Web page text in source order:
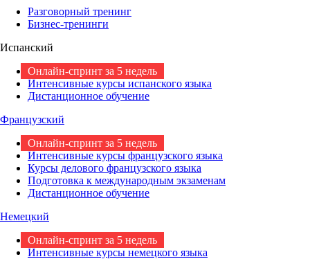
Разговорный тренинг
Бизнес-тренинги
Испанский
Онлайн-спринт за 5 недель
Интенсивные курсы испанского языка
Дистанционное обучение
Французский
Онлайн-спринт за 5 недель
Интенсивные курсы французского языка
Курсы делового французского языка
Подготовка к международным экзаменам
Дистанционное обучение
Немецкий
Онлайн-спринт за 5 недель
Интенсивные курсы немецкого языка